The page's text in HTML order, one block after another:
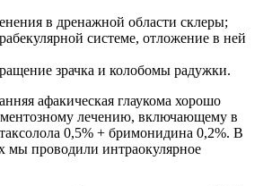
в дренажной области склеры;
системе, отложение в ней
зрачка и колобомы радужки.
афакическая глаукома хорошо
лечению, включающему в
0,5% + бримонидина 0,2%. В
мы проводили интраокулярное